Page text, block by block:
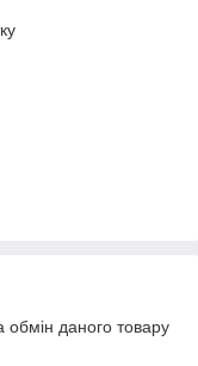
даного товару